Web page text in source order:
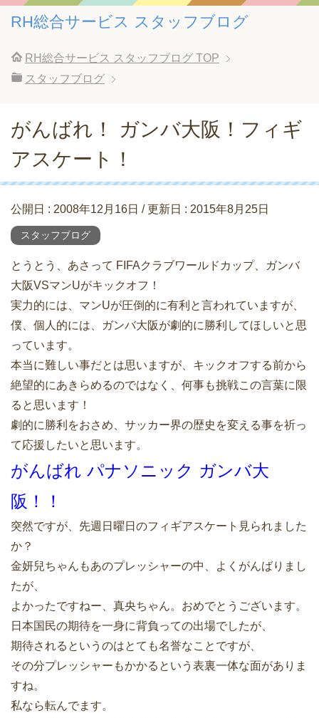
RH総合サービス スタッフブログ
RH総合サービス スタッフブログ TOP
スタッフブログ
がんばれ！ ガンバ大阪！フィギ
アスケート！
公開日 : 2008年12月16日 / 更新日 : 2015年8月25日
スタッフブログ
とうとう、あさって FIFAクラブワールドカップ、ガンバ
大阪VSマンUがキックオフ！
実力的には、マンUが圧倒的に有利と言われていますが、
僕、個人的には、ガンバ大阪が劇的に勝利してほしいと思
っています。
本当に難しい事だとは思いますが、キックオフする前から
絶望的にあきらめるのではなく、何事も挑戦この言葉に限
ると思います！
劇的に勝利をおさめ、サッカー界の歴史を変える事を祈っ
て応援したいと思います。
がんばれ パナソニック ガンバ大
阪！！
突然ですが、先週日曜日のフィギアスケート見られました
か？
金妍兒ちゃんもあのプレッシャーの中、よくがんばりまし
たが、
よかったですねー、真央ちゃん。おめでとうございます。
日本国民の期待を一身に背負っての出場でしたが、
期待されるというのはとても名誉なことですが、
その分プレッシャーもかかるという表裏一体な面がありま
すね。
私なら転んでます。